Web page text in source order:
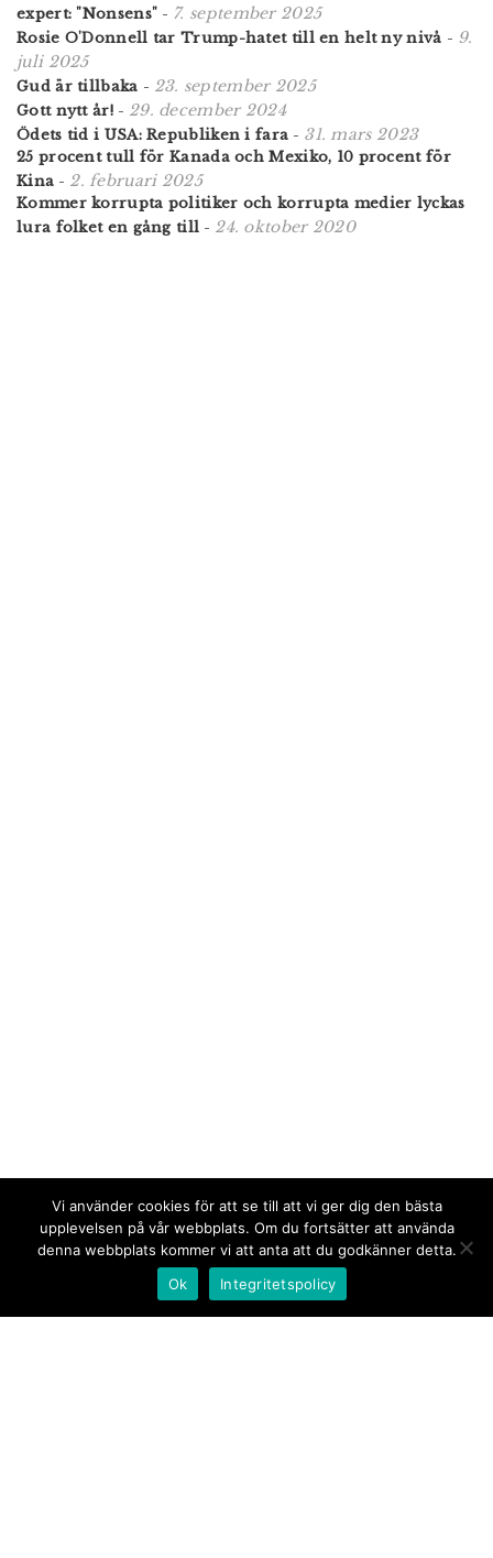
expert: "Nonsens" - 7. september 2025
Rosie O'Donnell tar Trump-hatet till en helt ny nivå - 9.
juli 2025
Gud är tillbaka - 23. september 2025
Gott nytt år!- 29. december 2024
Ödets tid i USA: Republiken i fara - 31. mars 2023
25 procent tull för Kanada och Mexiko, 10 procent för
Kina - 2. februari 2025
Kommer korrupta politiker och korrupta medier lyckas
lura folket en gång till - 24. oktober 2020
Vi använder cookies för att se till att vi ger dig den bästa
upplevelsen på vår webbplats. Om du fortsätter att använda
denna webbplats kommer vi att anta att du godkänner detta.
Ok
Integritetspolicy